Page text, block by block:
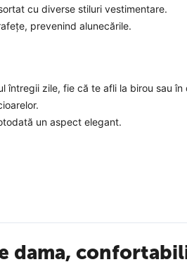
cu diverse stiluri vestimentare.
prevenind alunecările.
zile, fie că te afli la birou sau în
un aspect elegant.
Ei bine, LB632-1-WHITE/
și confortul lor îți vor asigura o zi
dama,